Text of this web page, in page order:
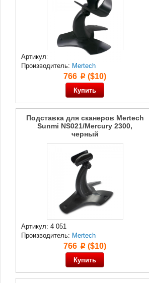
Артикул: 4 097
Производитель: Mertech
766 p ($10)
Подставка для сканеров Mertech
Sunmi NS021/Mercury 2300,
черный
Артикул: 4 051
Производитель: Mertech
766 p ($10)